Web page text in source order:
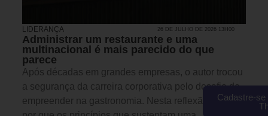
LIDERANÇA 26 DE JULHO DE 2026 13H00
Administrar um restaurante e uma
multinacional é mais parecido do que
parece
Após décadas em grandes empresas, o autor trocou
a segurança da carreira corporativa pelo desafio de
empreender na gastronomia. Nesta reflexão, mostra
Cadastre-